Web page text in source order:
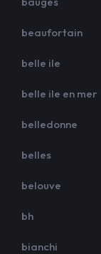
beaufortain
belle ile
belle ile en mer
belledonne
belles
belouve
bh
bianchi